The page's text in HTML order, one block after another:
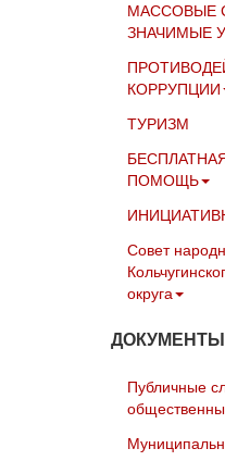
МАССОВЫЕ
ЗНАЧИМЫЕ
КОРРУПЦИИ
ТУРИЗМ
ПОМОЩЬ
Совет
округа
ДОКУМЕНТЫ
Публичные